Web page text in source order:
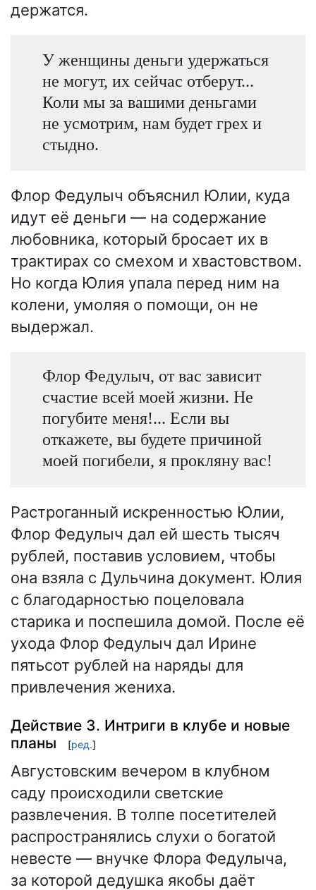
держатся.
У женщины деньги удержаться
не могут, их сейчас отберут...
Коли мы за вашими деньгами
не усмотрим, нам будет грех и
стыдно.
Флор Федулыч объяснил Юлии, куда
идут её деньги — на содержание
любовника, который бросает их в
трактирах со смехом и хвастовством.
Но когда Юлия упала перед ним на
колени, умоляя о помощи, он не
выдержал.
Флор Федулыч, от вас зависит
счастие всей моей жизни. Не
погубите меня!... Если вы
откажете, вы будете причиной
моей погибели, я прокляну вас!
Растроганный искренностью Юлии,
Флор Федулыч дал ей шесть тысяч
рублей, поставив условием, чтобы
она взяла с Дульчина документ. Юлия
с благодарностью поцеловала
старика и поспешила домой. После её
ухода Флор Федулыч дал Ирине
пятьсот рублей на наряды для
привлечения жениха.
Действие 3. Интриги в клубе и новые
планы
[ред.]
Августовским вечером в клубном
саду происходили светские
развлечения. В толпе посетителей
распространялись слухи о богатой
невесте — внучке Флора Федулыча,
за которой дедушка якобы даёт